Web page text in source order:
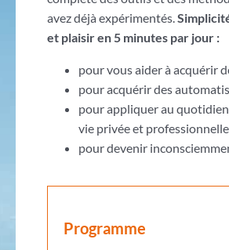
avez déjà expérimentés.
et plaisir en 5 minutes par jour :
pour vous aider à acquérir
pour acquérir des
pour appliquer au
vie privée et professionnelle
pour devenir
Programme